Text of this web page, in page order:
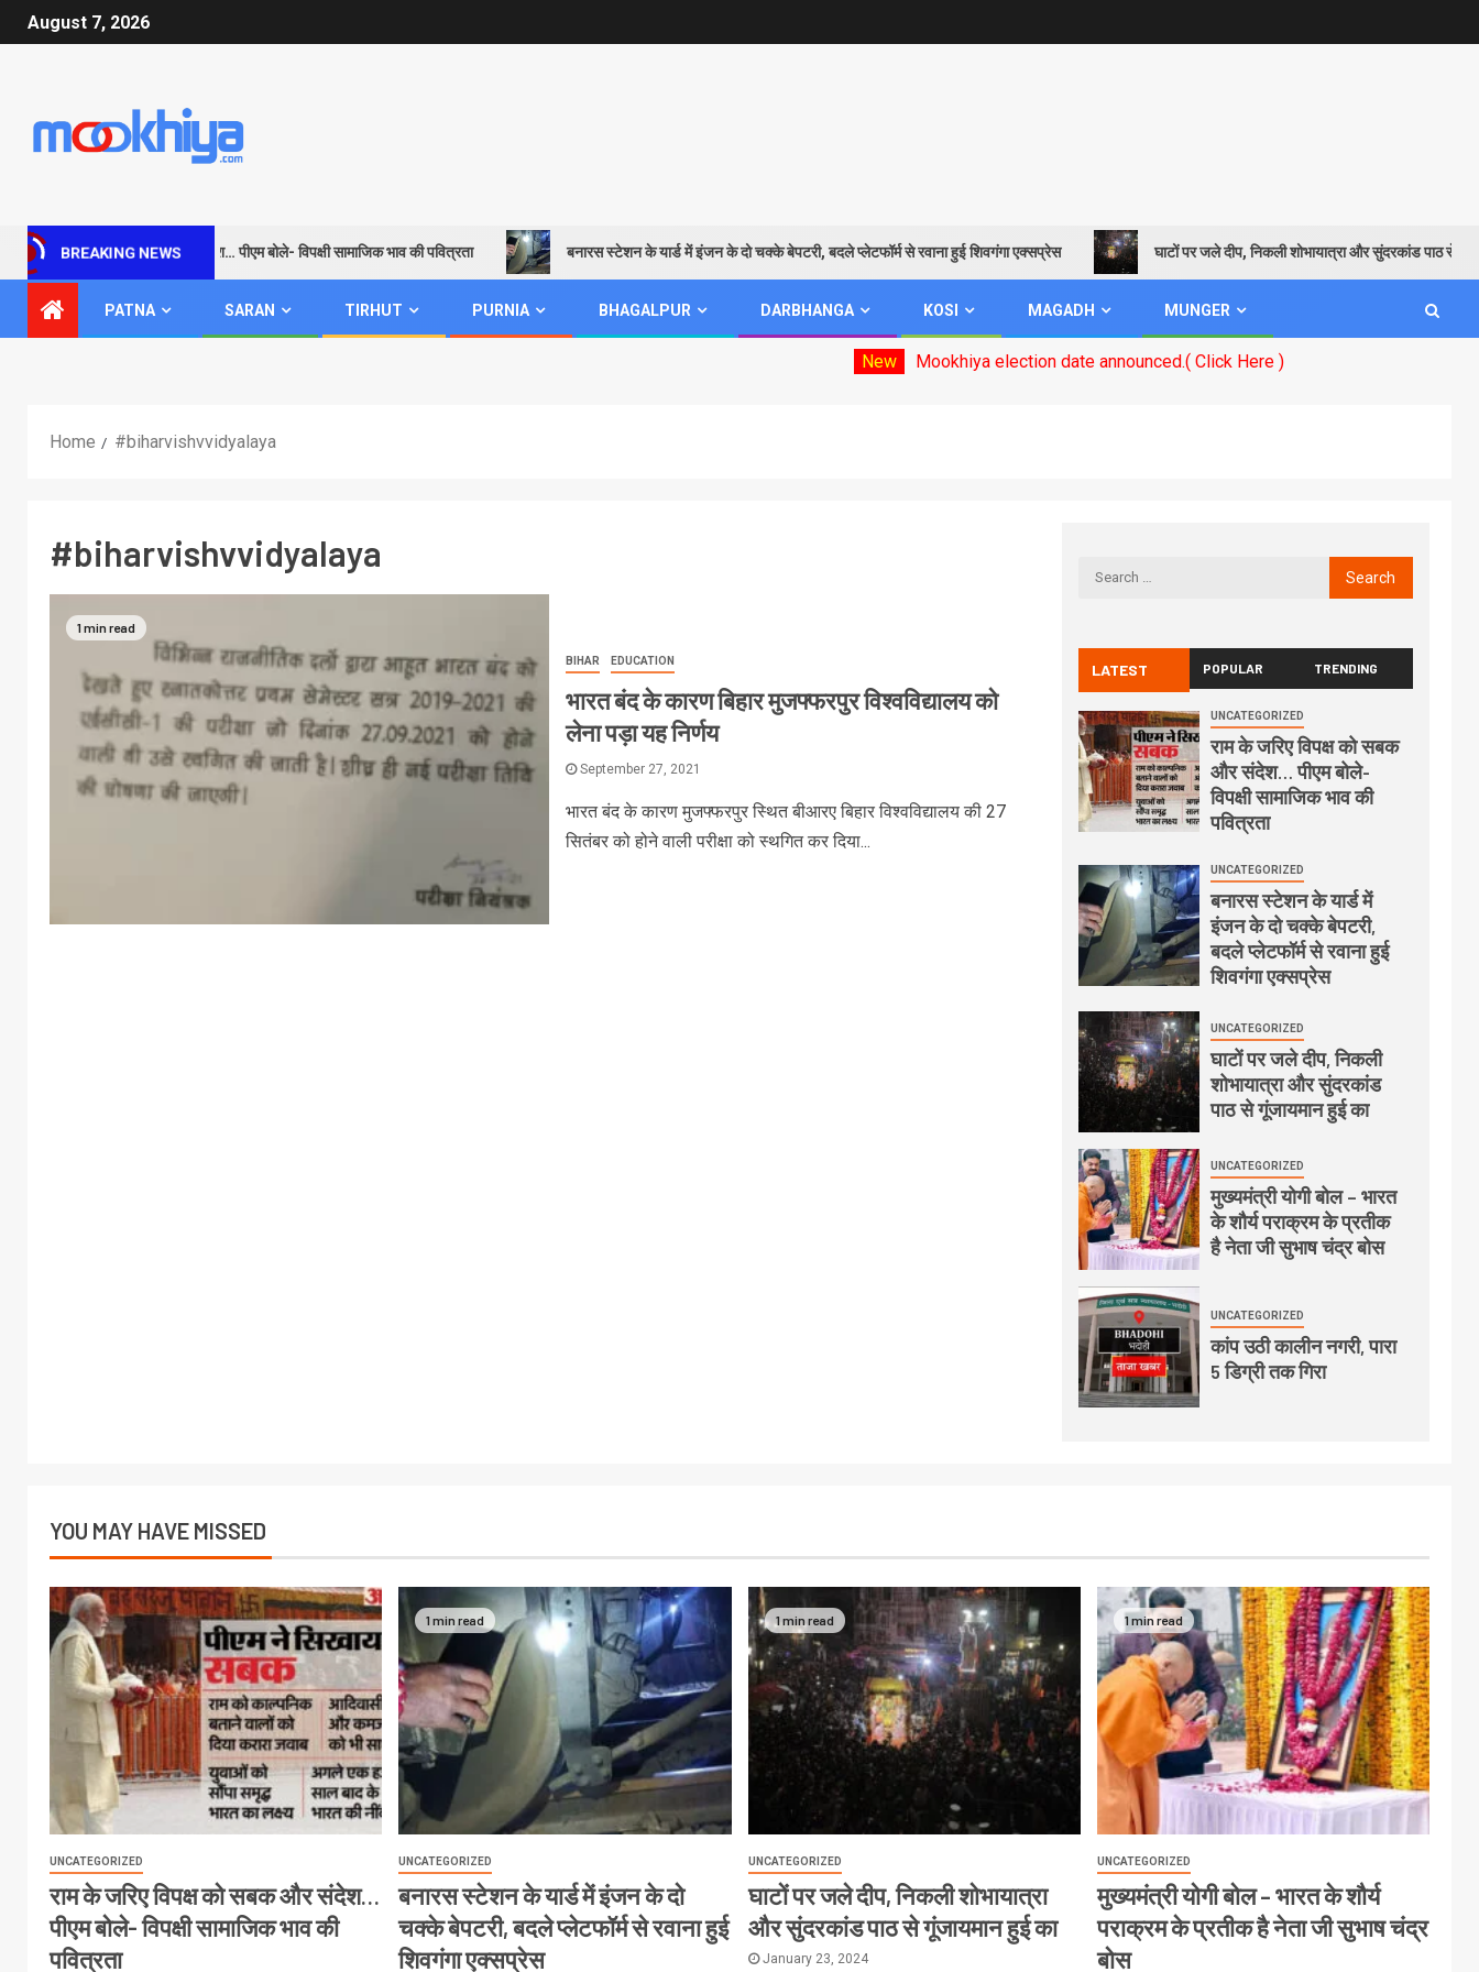
August 7, 2026
BREAKING NEWS
के जरिए विपक्ष को सबक और संदेश… पीएम बोले- विपक्षी सामाजिक भाव की पवित्रता बनारस स्टेशन के यार्ड में इंजन के दो चक्के बेपटरी, बदले प्लेटफॉर्म से रवाना हुई शिवगंगा एक्सप्रेस घाटों पर जले दीप, निकली शोभायात्रा और सुंदरकांड पाठ से
PATNA SARAN TIRHUT PURNIA BHAGALPUR DARBHANGA KOSI MAGADH MUNGER
Mookhiya election date announced.( Click Here )
Home #biharvishvvidyalaya
#biharvishvvidyalaya
1 min read
BIHAR EDUCATION
भारत बंद के कारण बिहार मुजफ्फरपुर विश्वविद्यालय को
लेना पड़ा यह निर्णय
September 27, 2021
भारत बंद के कारण मुजफ्फरपुर स्थित बीआरए बिहार विश्वविद्यालय की 27
सितंबर को होने वाली परीक्षा को स्थगित कर दिया...
LATEST POPULAR TRENDING
UNCATEGORIZED
राम के जरिए विपक्ष को सबक
और संदेश… पीएम बोले-
विपक्षी सामाजिक भाव की
पवित्रता
UNCATEGORIZED
बनारस स्टेशन के यार्ड में
इंजन के दो चक्के बेपटरी,
बदले प्लेटफॉर्म से रवाना हुई
शिवगंगा एक्सप्रेस
UNCATEGORIZED
घाटों पर जले दीप, निकली
शोभायात्रा और सुंदरकांड
पाठ से गूंजायमान हुई का
UNCATEGORIZED
मुख्यमंत्री योगी बोल – भारत
के शौर्य पराक्रम के प्रतीक
है नेता जी सुभाष चंद्र बोस
UNCATEGORIZED
कांप उठी कालीन नगरी, पारा
5 डिग्री तक गिरा
YOU MAY HAVE MISSED
UNCATEGORIZED
राम के जरिए विपक्ष को सबक और संदेश…
पीएम बोले- विपक्षी सामाजिक भाव की
पवित्रता
1 min read
UNCATEGORIZED
बनारस स्टेशन के यार्ड में इंजन के दो
चक्के बेपटरी, बदले प्लेटफॉर्म से रवाना हुई
शिवगंगा एक्सप्रेस
1 min read
UNCATEGORIZED
घाटों पर जले दीप, निकली शोभायात्रा
और सुंदरकांड पाठ से गूंजायमान हुई का
January 23, 2024
1 min read
UNCATEGORIZED
मुख्यमंत्री योगी बोल – भारत के शौर्य
पराक्रम के प्रतीक है नेता जी सुभाष चंद्र
बोस